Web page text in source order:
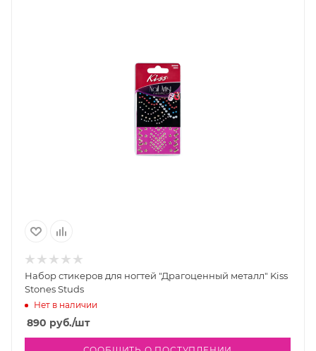
Набор стикеров для ногтей "Драгоценный металл" Kiss
Stones Studs
Нет в наличии
890 руб./шт